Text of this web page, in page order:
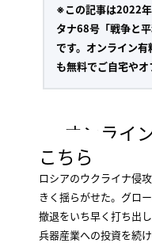
※この記事は2022
タナ68号「戦争と
です。オンライン
も無料でご自宅やオ
オンライ
こちら
ロシアのウクライナ侵
きく揺らがせた。グロ
撤退をいち早く打ち出
兵器産業への投資を続